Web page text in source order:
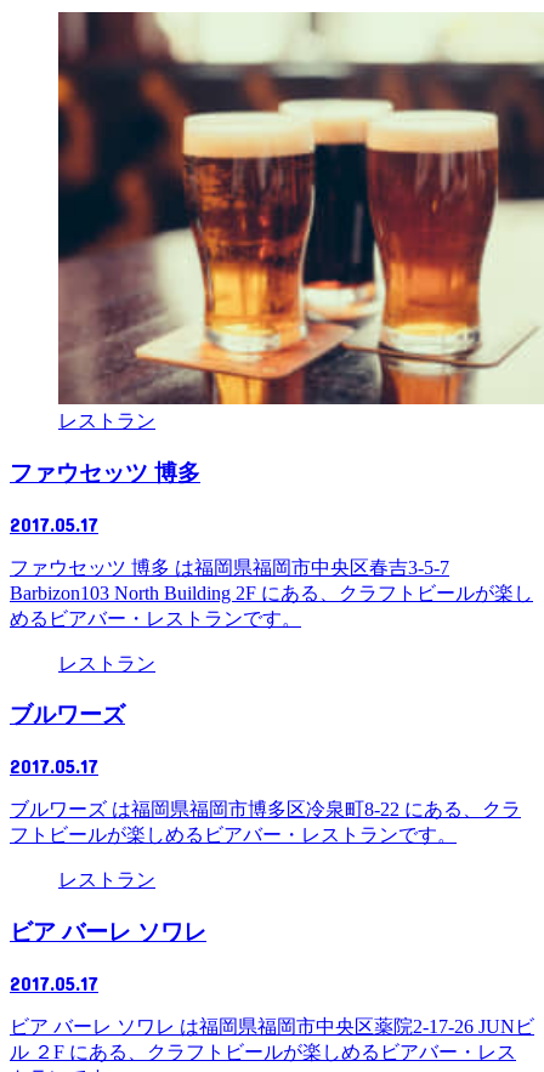
レストラン
ファウセッツ 博多
2017.05.17
ファウセッツ 博多 は福岡県福岡市中央区春吉3-5-7
Barbizon103 North Building 2F にある、クラフトビールが楽し
めるビアバー・レストランです。
レストラン
ブルワーズ
2017.05.17
ブルワーズ は福岡県福岡市博多区冷泉町8-22 にある、クラ
フトビールが楽しめるビアバー・レストランです。
レストラン
ビア バーレ ソワレ
2017.05.17
ビア バーレ ソワレ は福岡県福岡市中央区薬院2-17-26 JUNビ
ル ２F にある、クラフトビールが楽しめるビアバー・レス